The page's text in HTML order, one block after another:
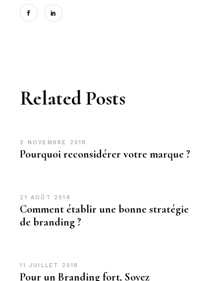
Related Posts
2 NOVEMBRE 2018
Pourquoi reconsidérer votre marque ?
21 AOÛT 2018
Comment établir une bonne stratégie
de branding ?
11 JUILLET 2018
Pour un Branding fort, Soyez